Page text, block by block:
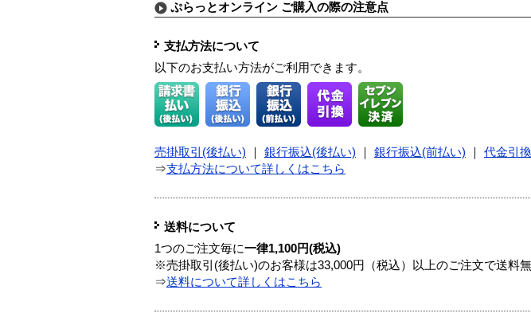
ぷらっとオンライン ご購入の際の注意点
支払方法について
以下のお支払い方法がご利用できます。
売掛取引(後払い) 銀行振込(後払い) 銀行振込(前払い) 代金引
⇒支払方法について詳しくはこちら
送料について
1つのご注文毎に一律1,100円(税込)
※売掛取引(後払い)のお客様は33,000円（税込）以上のご注文で送料無
⇒送料について詳しくはこちら